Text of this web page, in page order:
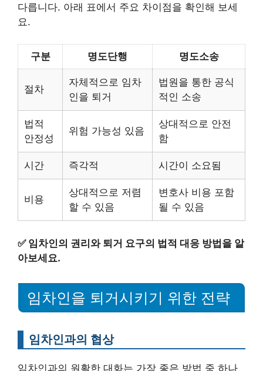
다릅니다. 아래 표에서 주요 차이점을 확인해 보세
요.
구분 명도단행 명도소송
절차
자체적으로 임차
인을 퇴거
법원을 통한 공식
적인 소송
법적
안정성
위험 가능성 있음
상대적으로 안전
함
시간 즉각적 시간이 소요됨
비용
상대적으로 저렴
할 수 있음
변호사 비용 포함
될 수 있음
✅ 임차인의 권리와 퇴거 요구의 법적 대응 방법을 알
아보세요.
임차인을 퇴거시키기 위한 전략
임차인과의 협상
임차인과의 원활한 대화는 가장 좋은 방법 중 하나